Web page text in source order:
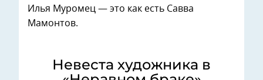
Илья Муромец — это как есть Савва
Мамонтов.
Невеста художника в